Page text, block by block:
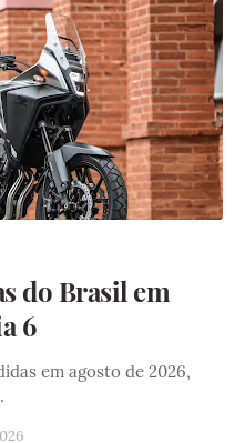
do Brasil em
6
em agosto de 2026,